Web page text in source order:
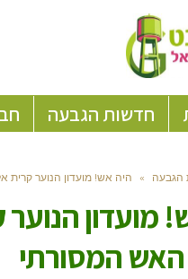
חדשות הגבעה
הגבעה » היה אש! מועדון הנוער
מועדון
המסורתי